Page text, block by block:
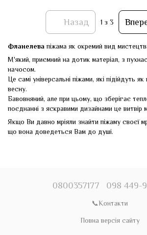
Назад 1 з 3
Фланелевапіжама як окремий вид
М'який, приємний на дотик матеріал, з
начосом.
Це самі універсальні піжами, які підійдуть як
весну.
Бавовняний, але при цьому, що зберігає
поєднанні з яскравими дизайнами це витвір
Якщо Ви давно мріяли знайти піжаму своєї
що вона доведеться Вам до душі.
0800357177 098 449-
📞Контакти
Повна версія сайту